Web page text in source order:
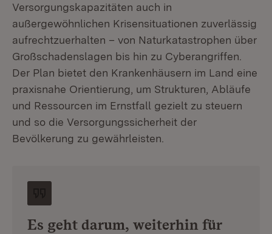
Versorgungskapazitäten auch in
außergewöhnlichen Krisensituationen zuverlässig
aufrechtzuerhalten – von Naturkatastrophen über
Großschadenslagen bis hin zu Cyberangriffen.
Der Plan bietet den Krankenhäusern im Land eine
praxisnahe Orientierung, um Strukturen, Abläufe
und Ressourcen im Ernstfall gezielt zu steuern
und so die Versorgungssicherheit der
Bevölkerung zu gewährleisten.
Es geht darum, weiterhin für